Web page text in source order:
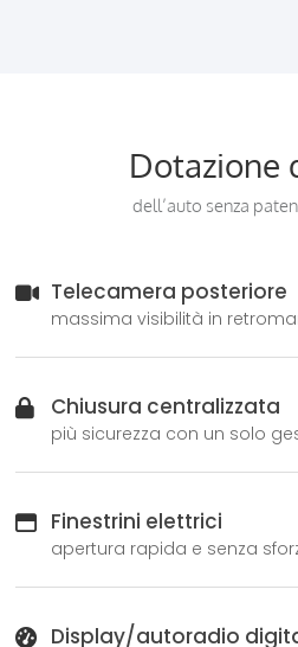
Dotazione
dell’auto senza
Telecamera posteriore
massima visibilità in
Chiusura centralizzata
più sicurezza con un solo
Finestrini elettrici
apertura rapida e senza
Display/autoradio